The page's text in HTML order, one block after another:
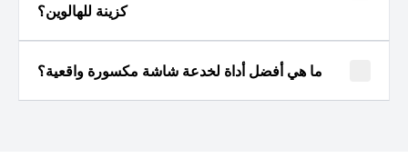
كزينة للهالوين؟
ما هي أفضل أداة لخدعة شاشة مكسورة واقعية؟